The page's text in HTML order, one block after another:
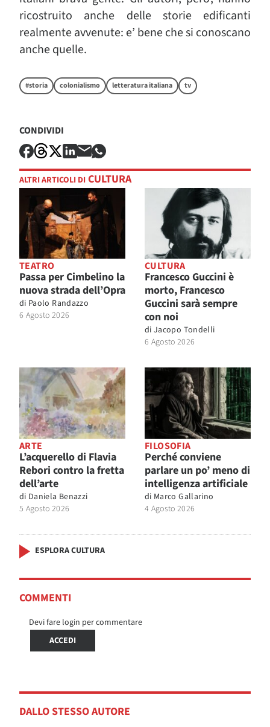
ricostruito anche delle storie edificanti
realmente avvenute: e’ bene che si conoscano
anche quelle.
#storia colonialismo letteratura italiana tv
CONDIVIDI
ALTRI ARTICOLI DI CULTURA
TEATRO
Passa per Cimbelino la
nuova strada dell’Opra
di Paolo Randazzo
6 Agosto 2026
CULTURA
Francesco Guccini è
morto, Francesco
Guccini sarà sempre
con noi
di Jacopo Tondelli
6 Agosto 2026
ARTE
L’acquerello di Flavia
Rebori contro la fretta
dell’arte
di Daniela Benazzi
5 Agosto 2026
FILOSOFIA
Perché conviene
parlare un po’ meno di
intelligenza artificiale
di Marco Gallarino
4 Agosto 2026
ESPLORA CULTURA
COMMENTI
Devi fare login per commentare
ACCEDI
DALLO STESSO AUTORE